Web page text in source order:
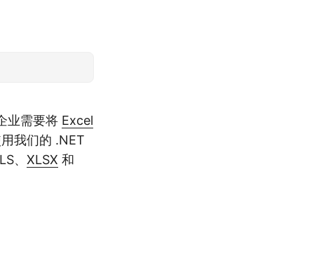
业需要将 Excel
我们的 .NET
、 XLSX 和